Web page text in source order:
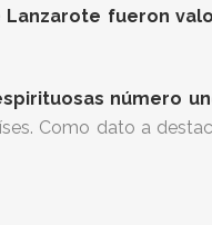
Lanzarote fueron
número
Como dato a